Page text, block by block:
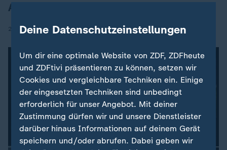
:
Attentat aus Fremdenhass
25.01.2018 | 09:27
Deine Datenschutzeinstellungen
Um dir eine optimale Website von ZDF, ZDFheute
und ZDFtivi präsentieren zu können, setzen wir
Cookies und vergleichbare Techniken ein. Einige
der eingesetzten Techniken sind unbedingt
erforderlich für unser Angebot. Mit deiner
Zustimmung dürfen wir und unsere Dienstleister
darüber hinaus Informationen auf deinem Gerät
speichern und/oder abrufen. Dabei geben wir